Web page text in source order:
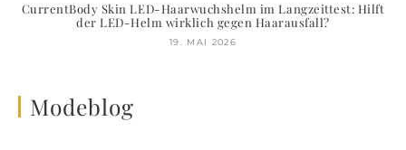
CurrentBody Skin LED-Haarwuchshelm im Langzeittest: Hilft
der LED-Helm wirklich gegen Haarausfall?
19. MAI 2026
Modeblog